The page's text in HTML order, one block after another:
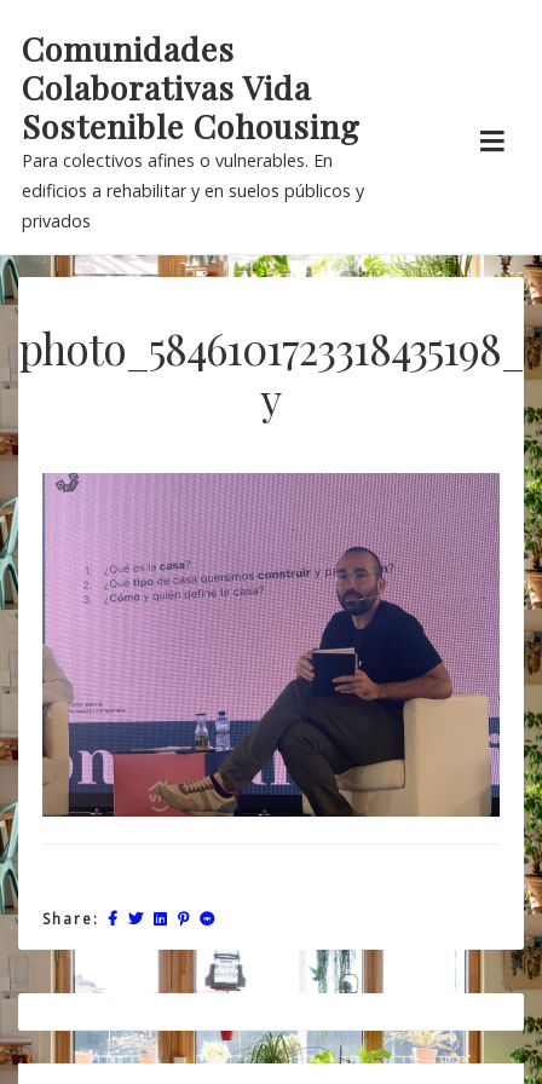
content
Comunidades
Colaborativas Vida
Sostenible Cohousing
Para colectivos afines o vulnerables. En
edificios a rehabilitar y en suelos públicos y
privados
photo_5846101723318435198_
y
Share:
Post